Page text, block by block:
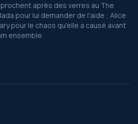
après des verres au The
pour lui demander de l'aide ; Alice
pour le chaos qu'elle a causé avant
ensemble.